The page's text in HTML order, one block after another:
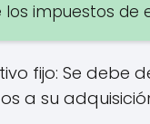
impuestos de
fijo: Se debe
a su